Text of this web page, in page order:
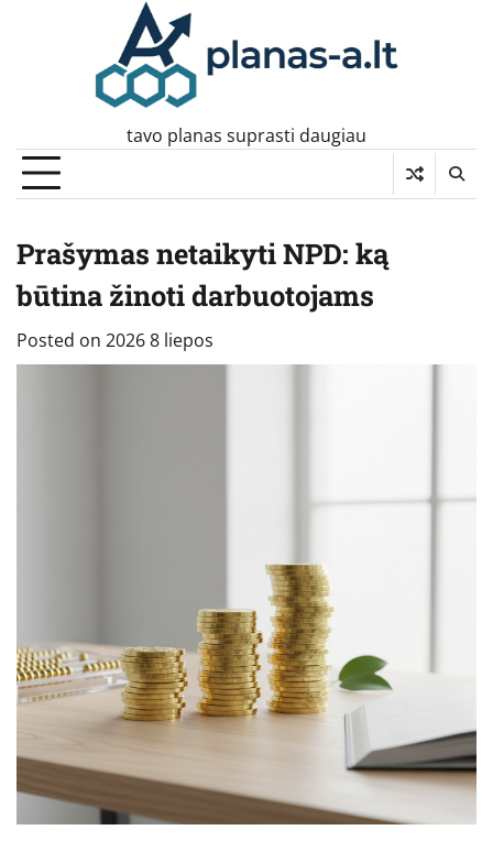
tavo planas suprasti daugiau
Prašymas netaikyti NPD: ką
būtina žinoti darbuotojams
Posted on 2026 8 liepos